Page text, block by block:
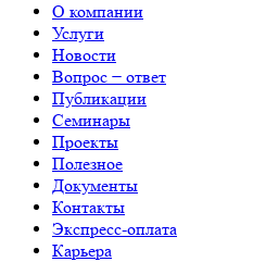
О компании
Услуги
Новости
Вопрос − ответ
Публикации
Семинары
Проекты
Полезное
Документы
Контакты
Экспресс-оплата
Карьера